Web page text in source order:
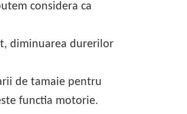
considera ca
diminuarea durerilor
de tamaie pentru
functia motorie.